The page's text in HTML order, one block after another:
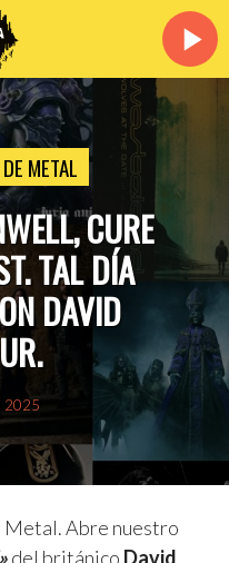
METAL
CURE
TAL DÍA
DAVID
2025
Metal. Abre nuestro
del británico David